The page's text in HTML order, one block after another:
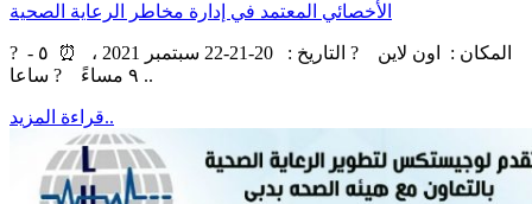
الأخصائي المعتمد في إدارة مخاطر الرعاية الصحية
? ‏‎المكان : اون لاين ? التاريخ : 20-21-22 سبتمبر 2021 ، ⏰ ٥ -
٩ مساءً ? ساعا ..
قراءة المزيد..